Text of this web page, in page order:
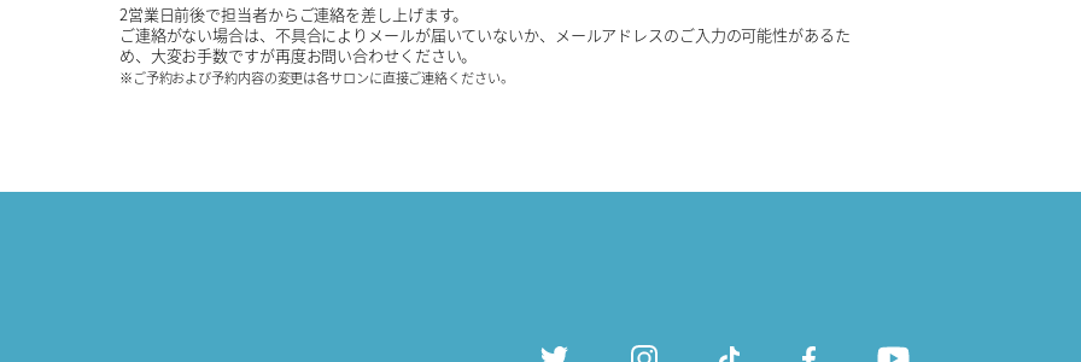
2営業日前後で担当者からご連絡を差し上げます。
ご連絡がない場合は、不具合によりメールが届いていないか、メールアドレスのご入力の可能性があるた
め、大変お手数ですが再度お問い合わせください。
※ご予約および予約内容の変更は各サロンに直接ご連絡ください。